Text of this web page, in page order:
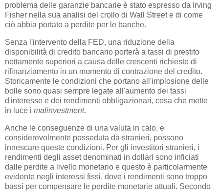
problema delle garanzie bancarie è stato espresso da Irving
Fisher nella sua analisi del crollo di Wall Street e di come
ciò abbia portato a perdite per le banche.
Senza l'intervento della FED, una riduzione della
disponibilità di credito bancario porterà a tassi di prestito
nettamente superiori a causa delle crescenti richieste di
rifinanziamento in un momento di contrazione del credito.
Storicamente le condizioni che portano all'implosione delle
bolle sono quasi sempre legate all'aumento dei tassi
d'interesse e dei rendimenti obbligazionari, cosa che mette
in luce i malinvestment.
Anche le conseguenze di una valuta in calo, e
considerevolmente posseduta da stranieri, possono
innescare queste condizioni. Per gli investitori stranieri, i
rendimenti degli asset denominati in dollari sono inficiati
dalle perdite a livello monetario e questo è particolarmente
evidente negli interessi fissi, dove i rendimenti sono troppo
bassi per compensare le perdite monetarie attuali. Secondo